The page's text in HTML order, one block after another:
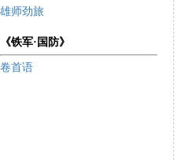
雄师劲旅
《铁军·国防》
卷首语